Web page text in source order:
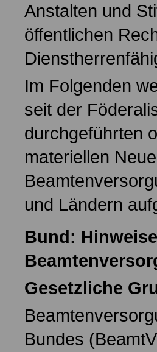
Anstalten und
öffentlichen
Im Folgenden
seit der
durchgeführten
materiellen
und Ländern
Bund:
Gesetzliche
Bundes